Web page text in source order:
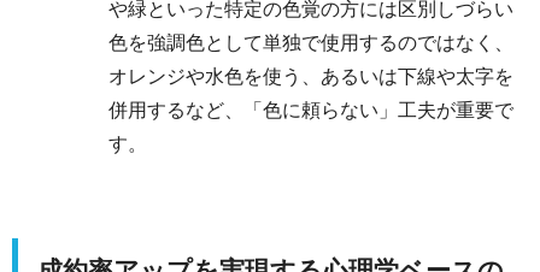
や緑といった特定の色覚の方には区別しづらい
色を強調色として単独で使用するのではなく、
オレンジや水色を使う、あるいは下線や太字を
併用するなど、「色に頼らない」工夫が重要で
す。